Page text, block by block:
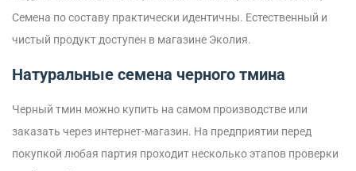
Семена по составу практически идентичны. Естественный и
чистый продукт доступен в магазине Эколия.
Натуральные семена черного тмина
Черный тмин можно купить на самом производстве или
заказать через интернет-магазин. На предприятии перед
покупкой любая партия проходит несколько этапов проверки